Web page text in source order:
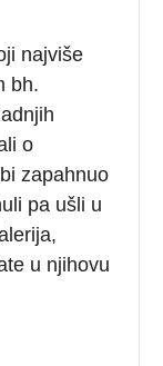
najviše
bh.
o
zapahnuo
pa ušli u
u njihovu